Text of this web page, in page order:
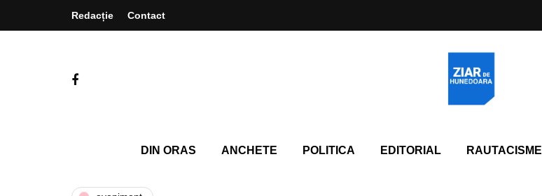
Redacție Contact
DIN ORAS ANCHETE POLITICA EDITORIAL RAUTACISME